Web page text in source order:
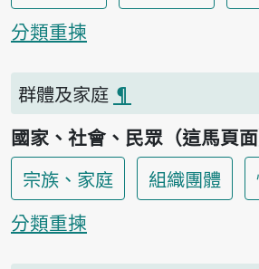
分類重揀
群體及家庭 ¶
國家、社會、民眾（這馬頁面
宗族、家庭
組織團體
分類重揀